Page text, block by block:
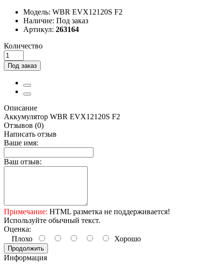
Модель: WBR EVX12120S F2
Наличие: Под заказ
Артикул: 263164
Количество
Под заказ
Описание
Аккумулятор WBR EVX12120S F2
Отзывов (0)
Написать отзыв
Ваше имя:
Ваш отзыв:
Примечание: HTML разметка не поддерживается!
Используйте обычный текст.
Оценка:
Плохо
Хорошо
Продолжить
Информация